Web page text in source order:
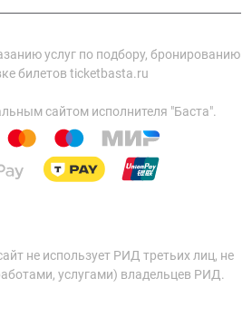
услуг по подбору, бронированию
билетов ticketbasta.ru
сайтом исполнителя "Баста".
не использует РИД третьих лиц, не
услугами) владельцев РИД.